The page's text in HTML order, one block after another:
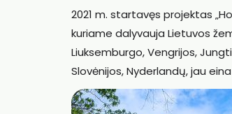
2021 m. startavęs projektas
kuriame dalyvauja Lietuvos
Liuksemburgo, Vengrijos,
Slovėnijos, Nyderlandų, jau